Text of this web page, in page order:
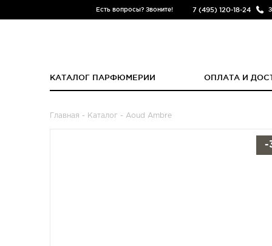
Есть вопросы? Звоните! 7 (495) 120-18-24
КАТАЛОГ ПАРФЮМЕРИИ ОПЛАТА И
Главная - Каталог - Aoud Ambre
-